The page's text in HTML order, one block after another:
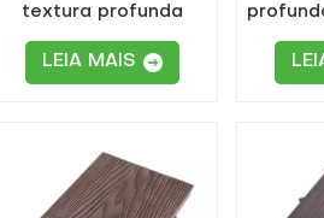
textura profunda
jardim
LEIA MAIS